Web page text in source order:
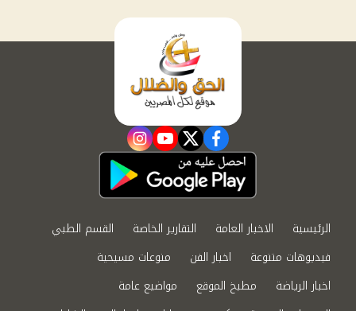
facebook
twitter
youtube
instagram
الرئيسية الاخبار العامة التقارير الخاصة
القسم الطبي
فيديوهات متنوعة
اخبار الفن
منوعات مسيحية
اخبار الرياضة
مطبخ الموقع
مواضيع عامة